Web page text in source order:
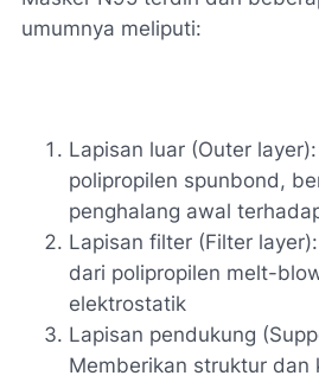
umumnya meliputi:
Lapisan luar (Outer
polipropilen spunbond,
penghalang awal
Lapisan filter (Filter
dari polipropilen melt-
elektrostatik
Lapisan pendukung
Memberikan struktur dan